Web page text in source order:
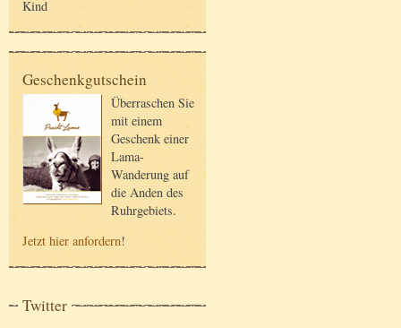
Kind
Geschenkgutschein
Überraschen Sie
mit einem
Geschenk einer
Lama-
Wanderung auf
die Anden des
Ruhrgebiets.
Jetzt hier anfordern!
Twitter